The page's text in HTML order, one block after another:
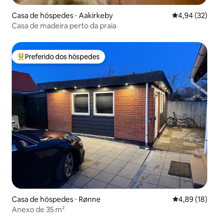
Casa de hóspedes ⋅ Aakirkeby 4,94 de uma
4,94 (32)
Casa de madeira perto da praia
Entre os melhores preferidos dos hóspedes
Preferido dos hóspedes
Casa de hóspedes ⋅ Rønne 4,89 de uma
4,89 (18)
Anexo de 35 m²